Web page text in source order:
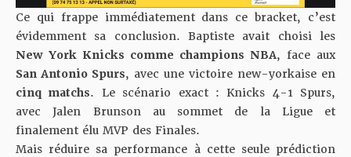
Ce qui frappe immédiatement dans ce bracket, c’est
évidemment sa conclusion. Baptiste avait choisi les
New York Knicks comme champions NBA, face aux
San Antonio Spurs, avec une victoire new-yorkaise en
cinq matchs. Le scénario exact : Knicks 4-1 Spurs,
avec Jalen Brunson au sommet de la Ligue et
finalement élu MVP des Finales.
Mais réduire sa performance à cette seule prédiction